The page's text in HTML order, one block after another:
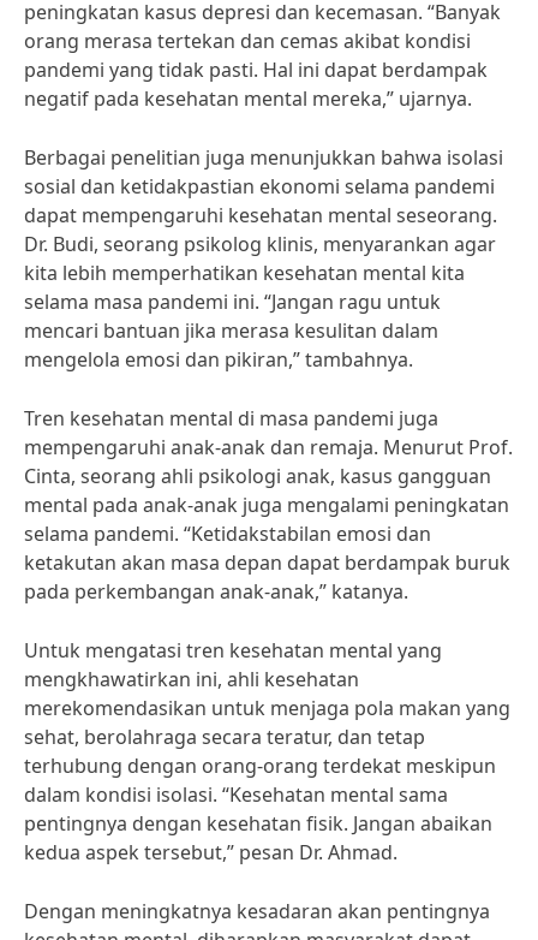
peningkatan kasus depresi dan kecemasan. “Banyak
orang merasa tertekan dan cemas akibat kondisi
pandemi yang tidak pasti. Hal ini dapat berdampak
negatif pada kesehatan mental mereka,” ujarnya.
Berbagai penelitian juga menunjukkan bahwa isolasi
sosial dan ketidakpastian ekonomi selama pandemi
dapat mempengaruhi kesehatan mental seseorang.
Dr. Budi, seorang psikolog klinis, menyarankan agar
kita lebih memperhatikan kesehatan mental kita
selama masa pandemi ini. “Jangan ragu untuk
mencari bantuan jika merasa kesulitan dalam
mengelola emosi dan pikiran,” tambahnya.
Tren kesehatan mental di masa pandemi juga
mempengaruhi anak-anak dan remaja. Menurut Prof.
Cinta, seorang ahli psikologi anak, kasus gangguan
mental pada anak-anak juga mengalami peningkatan
selama pandemi. “Ketidakstabilan emosi dan
ketakutan akan masa depan dapat berdampak buruk
pada perkembangan anak-anak,” katanya.
Untuk mengatasi tren kesehatan mental yang
mengkhawatirkan ini, ahli kesehatan
merekomendasikan untuk menjaga pola makan yang
sehat, berolahraga secara teratur, dan tetap
terhubung dengan orang-orang terdekat meskipun
dalam kondisi isolasi. “Kesehatan mental sama
pentingnya dengan kesehatan fisik. Jangan abaikan
kedua aspek tersebut,” pesan Dr. Ahmad.
Dengan meningkatnya kesadaran akan pentingnya